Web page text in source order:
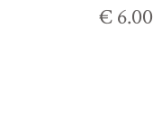
€ 6.00